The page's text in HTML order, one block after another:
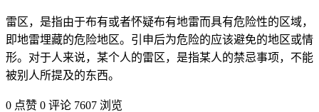
雷区，是指由于布有或者怀疑布有地雷而具有危险性的区域，
即地雷埋藏的危险地区。引申后为危险的应该避免的地区或情
形。对于人来说，某个人的雷区，是指某人的禁忌事项，不能
被别人所提及的东西。
0 点赞 0 评论 7607 浏览